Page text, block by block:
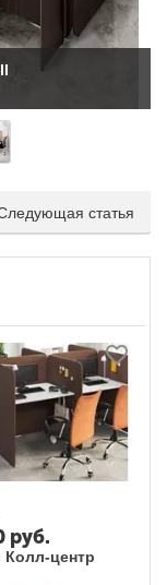
статья
руб.
центр